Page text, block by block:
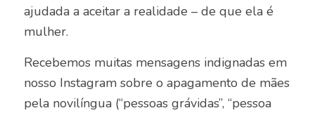
ajudada a aceitar a realidade – de que ela é
mulher.
Recebemos muitas mensagens indignadas em
nosso Instagram sobre o apagamento de mães
pela novilíngua (“pessoas grávidas”, “pessoa